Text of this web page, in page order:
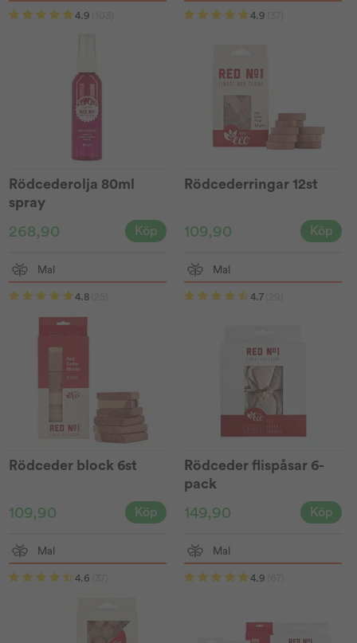
4.9
Rödcederolja 80ml
spray
268,90 Köp
4.9
Rödcederringar 12st
109,90 Köp
Mal
4.8
Rödceder block 6st
109,90 Köp
Mal
4.7
Rödceder flispåsar 6-
pack
149,90 Köp
Mal
4.6
Mal
4.9